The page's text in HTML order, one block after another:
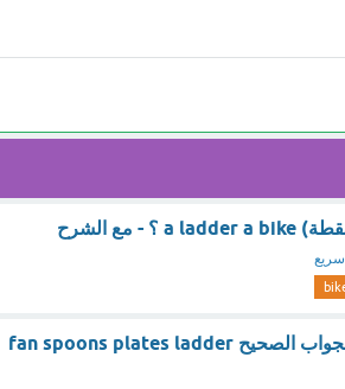
pick the tools used for cooking ما الجواب الصحيح fan spoons plates ladder